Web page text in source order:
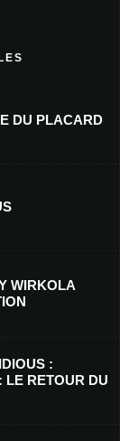
le navigateur pour
DU PLACARD
WIRKOLA
:
LE RETOUR DU